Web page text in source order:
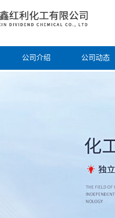
公司介绍 公司动态